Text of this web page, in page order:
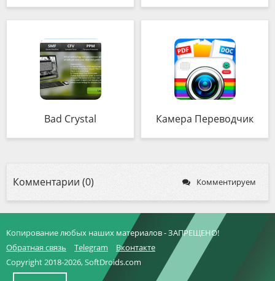
Bad Crystal Камера Переводчик
Комментарии (0) Комментируем
Копирование любых наших материалов - ЗАПРЕЩЕНО!
Обратная связь
Telegram
Вконтакте
Copyright 2018-2026, SoftDroids.com